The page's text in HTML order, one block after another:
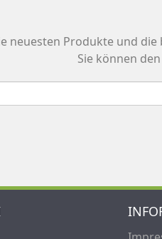
neuesten Produkte und
Sie können